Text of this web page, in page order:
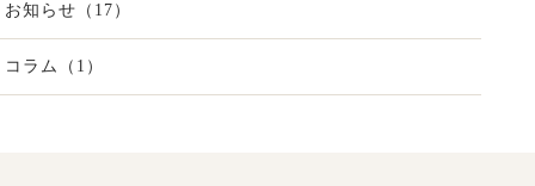
お知らせ（17）
コラム（1）